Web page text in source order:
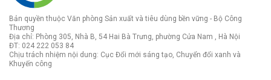
Bản quyền thuộc Văn phòng Sản xuất và tiêu dùng bền vững - Bộ Công
Thương
Địa chỉ: Phòng 305, Nhà B, 54 Hai Bà Trưng, phường Cửa Nam , Hà Nội
ĐT: 024 222 053 84
Chịu trách nhiệm nội dung: Cục Đổi mới sáng tạo, Chuyển đổi xanh và
Khuyến công